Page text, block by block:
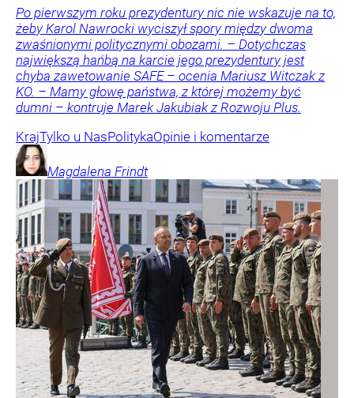
Po pierwszym roku prezydentury nic nie wskazuje na to,
żeby Karol Nawrocki wyciszył spory między dwoma
zwaśnionymi politycznymi obozami. – Dotychczas
największą hańbą na karcie jego prezydentury jest
chyba zawetowanie SAFE – ocenia Mariusz Witczak z
KO. – Mamy głowę państwa, z której możemy być
dumni – kontruje Marek Jakubiak z Rozwoju Plus.
KrajTylko u NasPolitykaOpinie i komentarze
Magdalena Frindt